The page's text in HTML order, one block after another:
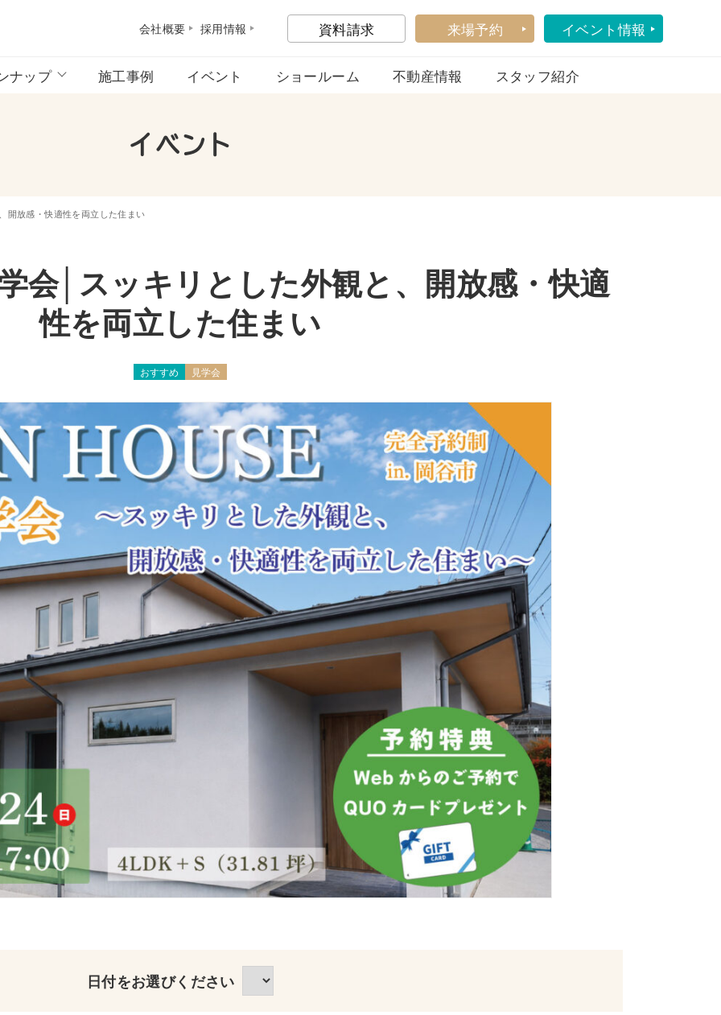
会社概要 採用情報 資料請求 来場予約 イベント情報
ナップ 施工事例 イベント ショールーム 不動産情報 スタッフ紹介
イベント
開放感・快適性を両立した住まい
会│スッキリとした外観と、開放感・快適
性を両立した住まい
おすすめ 見学会
日付をお選びください